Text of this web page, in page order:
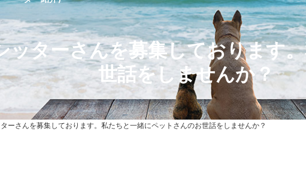
ターさんを募集しております
世話をしませんか？
ーさんを募集しております。私たちと一緒にペットさんのお世話をしませんか？